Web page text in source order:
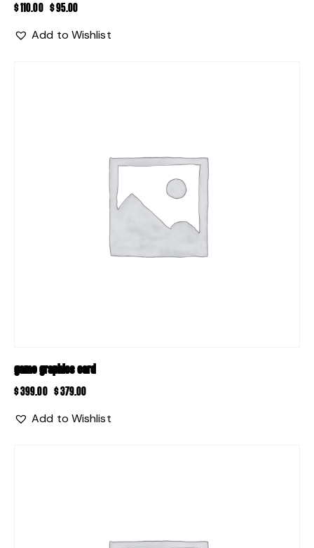
$110.00 $95.00
Add to Wishlist
GAME GRAPHICS CARD
$399.00 $379.00
Add to Wishlist